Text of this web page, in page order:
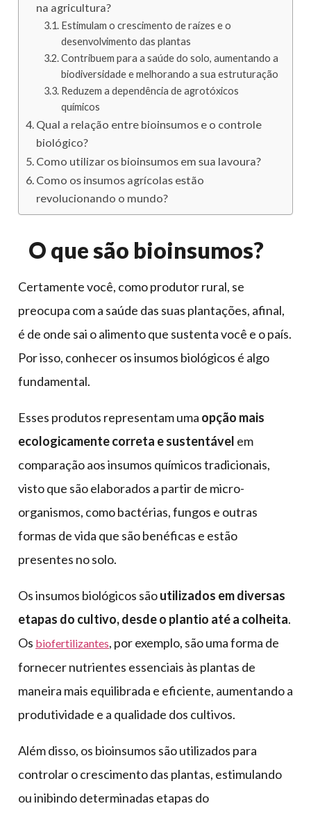
na agricultura?
Estimulam o crescimento de raízes e o
desenvolvimento das plantas
Contribuem para a saúde do solo, aumentando a
biodiversidade e melhorando a sua estruturação
Reduzem a dependência de agrotóxicos
químicos
Qual a relação entre bioinsumos e o controle
biológico?
Como utilizar os bioinsumos em sua lavoura?
Como os insumos agrícolas estão
revolucionando o mundo?
O que são bioinsumos?
Certamente você, como produtor rural, se
preocupa com a saúde das suas plantações, afinal,
é de onde sai o alimento que sustenta você e o país.
Por isso, conhecer os insumos biológicos é algo
fundamental.
Esses produtos representam uma opção mais
ecologicamente correta e sustentável em
comparação aos insumos químicos tradicionais,
visto que são elaborados a partir de micro-
organismos, como bactérias, fungos e outras
formas de vida que são benéficas e estão
presentes no solo.
Os insumos biológicos sãoutilizados em diversas
etapas do cultivo, desde o plantio até a colheita.
Os biofertilizantes, por exemplo, são uma forma de
fornecer nutrientes essenciais às plantas de
maneira mais equilibrada e eficiente, aumentando a
produtividade e a qualidade dos cultivos.
Além disso, os bioinsumos são utilizados para
controlar o crescimento das plantas, estimulando
ou inibindo determinadas etapas do